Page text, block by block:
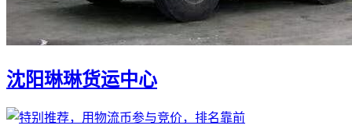
沈阳琳琳货运中心